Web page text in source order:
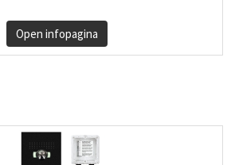
Open infopagina